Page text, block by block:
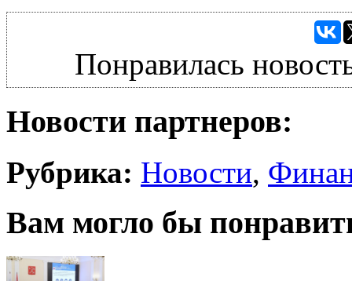
Понравилась
Новости партнеров:
Рубрика: Новости,
Вам могло бы